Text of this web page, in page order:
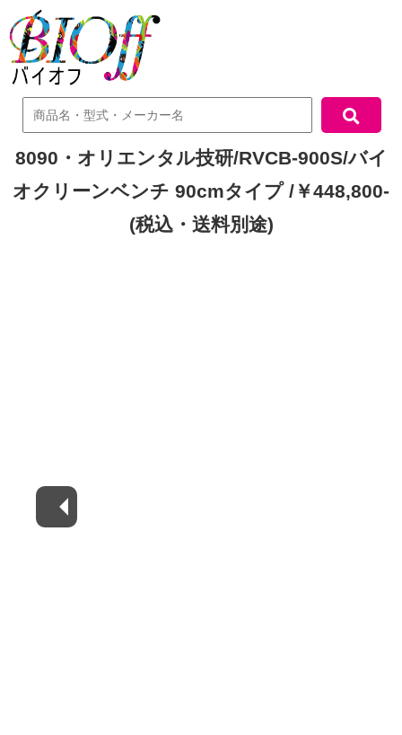
中古機器検索
8090・オリエンタル技研/RVCB-900S/バイ
オクリーンベンチ 90cmタイプ /￥448,800-
(税込・送料別途)